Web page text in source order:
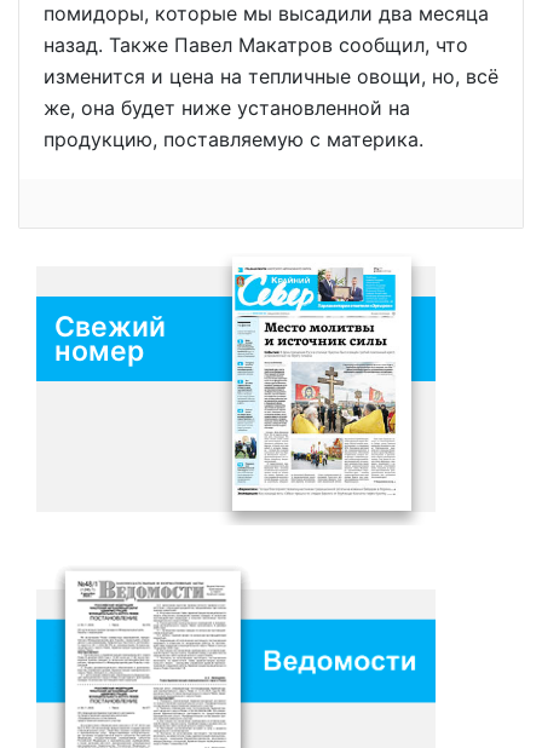
помидоры, которые мы высадили два месяца
назад. Также Павел Макатров сообщил, что
изменится и цена на тепличные овощи, но, всё
же, она будет ниже установленной на
продукцию, поставляемую с материка.
Свежий
номер